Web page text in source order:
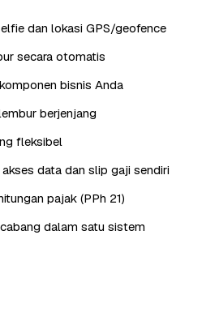
dan lokasi GPS/geofence
secara otomatis
bisnis Anda
berjenjang
fleksibel
data dan slip gaji sendiri
pajak (PPh 21)
dalam satu sistem